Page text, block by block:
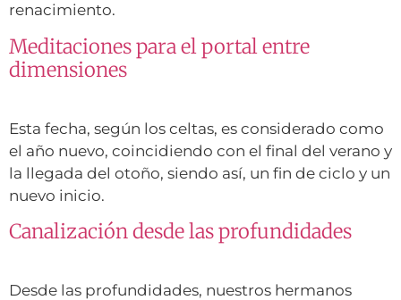
renacimiento.
Meditaciones para el portal entre
dimensiones
Esta fecha, según los celtas, es considerado como
el año nuevo, coincidiendo con el final del verano y
la llegada del otoño, siendo así, un fin de ciclo y un
nuevo inicio.
Canalización desde las profundidades
Desde las profundidades, nuestros hermanos